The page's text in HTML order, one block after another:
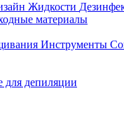
Жидкости
материалы
Инструменты
для депиляции